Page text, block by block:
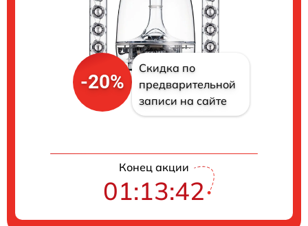
-20%
Скидка по
предварительной
записи на сайте
Конец акции
01:13:42